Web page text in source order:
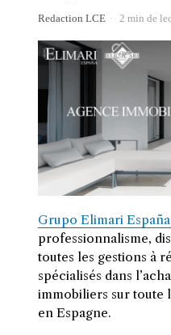
Redaction LCE 2 min de
Grupo Elimari España
professionnalisme,
toutes les gestions à
spécialisés dans
immobiliers sur toute
en Espagne.